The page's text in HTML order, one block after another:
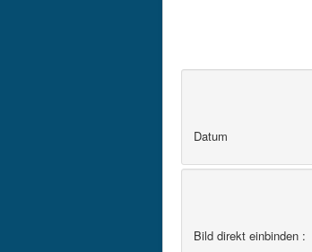
Datum
Bild direkt einbinden :